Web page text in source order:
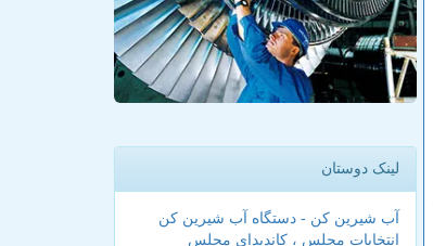
لینک دوستان
آب شیرین کن - دستگاه آب شیرین کن
انتخابات مجلس ، کاندیدای مجلس